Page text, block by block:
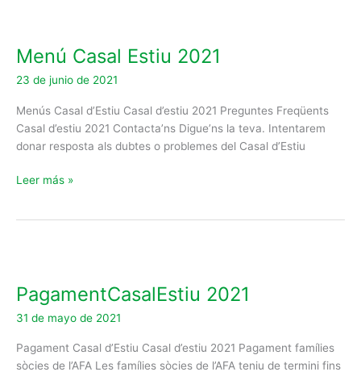
Menú Casal Estiu 2021
23 de junio de 2021
Menús Casal d’Estiu Casal d’estiu 2021 Preguntes Freqüents
Casal d’estiu 2021 Contacta’ns Digue’ns la teva. Intentarem
donar resposta als dubtes o problemes del Casal d’Estiu
Estiu
Leer más »
PagamentCasalEstiu 2021
31 de mayo de 2021
Pagament Casal d’Estiu Casal d’estiu 2021 Pagament famílies
sòcies de l’AFA Les famílies sòcies de l’AFA teniu de termini fins